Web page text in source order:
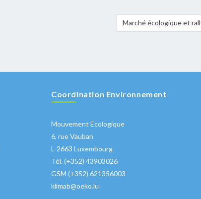
Coordination Environnement
Mouvement Ecologique
6, rue Vauban
L-2663 Luxembourg
Tél. (+352) 43903026
GSM (+352) 621356003
klimab@oeko.lu